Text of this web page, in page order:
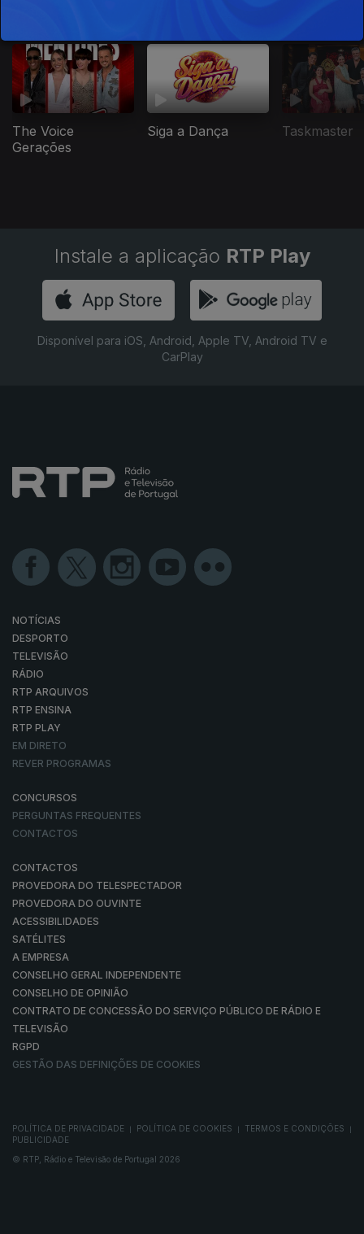
The Voice
Gerações
Siga a Dança Taskmaster
Instale a aplicação RTP Play
Disponível para iOS, Android, Apple TV, Android TV e
CarPlay
NOTÍCIAS
DESPORTO
TELEVISÃO
RÁDIO
RTP ARQUIVOS
RTP ENSINA
RTP PLAY
EM DIRETO
REVER PROGRAMAS
CONCURSOS
PERGUNTAS FREQUENTES
CONTACTOS
CONTACTOS
PROVEDORA DO TELESPECTADOR
PROVEDORA DO OUVINTE
ACESSIBILIDADES
SATÉLITES
A EMPRESA
CONSELHO GERAL INDEPENDENTE
CONSELHO DE OPINIÃO
CONTRATO DE CONCESSÃO DO SERVIÇO PÚBLICO DE RÁDIO E
TELEVISÃO
RGPD
GESTÃO DAS DEFINIÇÕES DE COOKIES
POLÍTICA DE PRIVACIDADE POLÍTICA DE COOKIES TERMOS E CONDIÇÕES
PUBLICIDADE
© RTP, Rádio e Televisão de Portugal 2026